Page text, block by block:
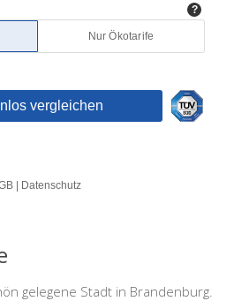
gelegene Stadt in Brandenburg.